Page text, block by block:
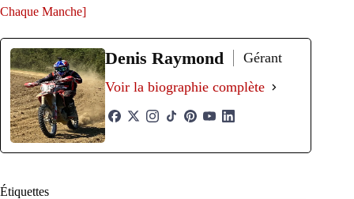
Chaque Manche]
Denis Raymond
Gérant
Voir la biographie complète
Étiquettes